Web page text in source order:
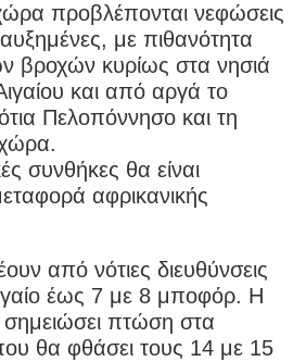
προβλέπονται νεφώσεις
με πιθανότητα
βροχών κυρίως στα νησιά
και από αργά το
Πελοπόννησο και τη
χώρα.
συνθήκες θα είναι
αφρικανικής
από νότιες διευθύνσεις
έως 7 με 8 μποφόρ. Η
πτώση στα
θα φθάσει τους 14 με 15